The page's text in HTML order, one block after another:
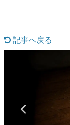
ゲ
具
「
の
記事へ戻る